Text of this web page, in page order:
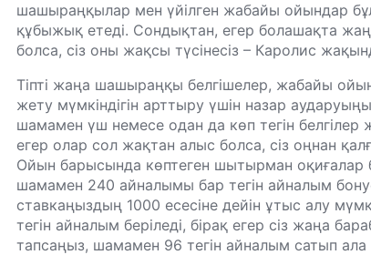
шашыраңқылар мен үйілген жабайы ойындар
құбыжық етеді. Сондықтан, егер болашақта
болса, сіз оны жақсы түсінесіз – Каролис
Тіпті жаңа шашыраңқы белгішелер, жабайы
жету мүмкіндігін арттыру үшін назар
шамамен үш немесе одан да көп тегін белгілер
егер олар сол жақтан алыс болса, сіз оңнан
Ойын барысында көптеген шытырман оқиғалар
шамамен 240 айналымы бар тегін айналым
ставкаңыздың 1000 есесіне дейін ұтыс алу
тегін айналым беріледі, бірақ егер сіз жаңа
тапсаңыз, шамамен 96 тегін айналым сатып ала